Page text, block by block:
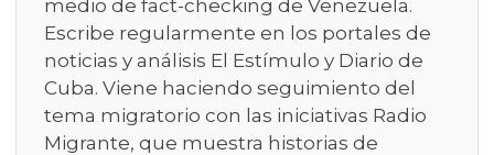
medio de fact-checking de Venezuela.
Escribe regularmente en los portales de
noticias y análisis El Estímulo y Diario de
Cuba. Viene haciendo seguimiento del
tema migratorio con las iniciativas Radio
Migrante, que muestra historias de